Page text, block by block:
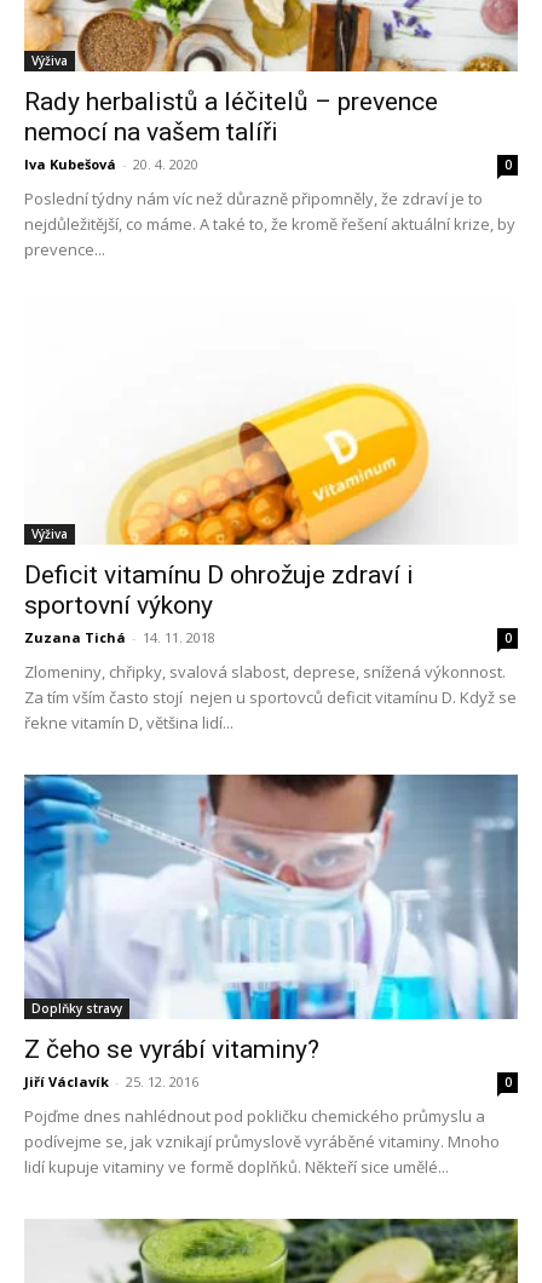
Výživa
Rady herbalistů a léčitelů – prevence
nemocí na vašem talíři
Iva Kubešová - 20. 4. 2020 0
Poslední týdny nám víc než důrazně připomněly, že zdraví je to
nejdůležitější, co máme. A také to, že kromě řešení aktuální krize, by
prevence...
Výživa
Deficit vitamínu D ohrožuje zdraví i
sportovní výkony
Zuzana Tichá - 14. 11. 2018 0
Zlomeniny, chřipky, svalová slabost, deprese, snížená výkonnost.
Za tím vším často stojí nejen u sportovců deficit vitamínu D. Když se
řekne vitamín D, většina lidí...
Doplňky stravy
Z čeho se vyrábí vitaminy?
Jiří Václavík - 25. 12. 2016 0
Pojďme dnes nahlédnout pod pokličku chemického průmyslu a
podívejme se, jak vznikají průmyslově vyráběné vitaminy. Mnoho
lidí kupuje vitaminy ve formě doplňků. Někteří sice umělé...